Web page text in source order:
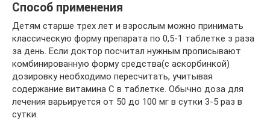
Способ применения
Детям старше трех лет и взрослым можно принимать
классическую форму препарата по 0,5-1 таблетке з раза
за день. Если доктор посчитал нужным прописывают
комбинированную форму средства(с аскорбинкой)
дозировку необходимо пересчитать, учитывая
содержание витамина С в таблетке. Обычно доза для
лечения варьируется от 50 до 100 мг в сутки 3-5 раз в
сутки.